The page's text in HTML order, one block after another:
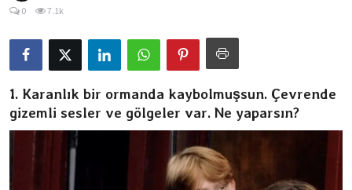
Anime
Dizi & Film
Kore Dünyası
İncelemeler
0
7.1k
1. Karanlık bir ormanda kaybolmuşsun. Çevrende
gizemli sesler ve gölgeler var. Ne yaparsın?